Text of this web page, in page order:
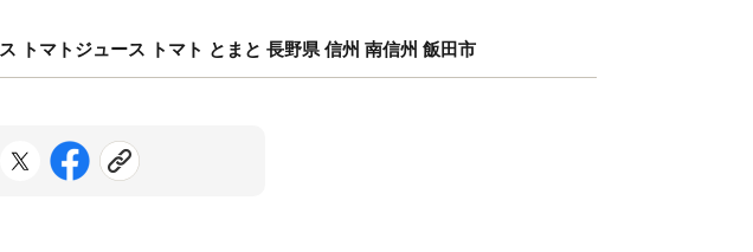
トマトジュース トマト とまと 長野県 信州 南信州 飯田市